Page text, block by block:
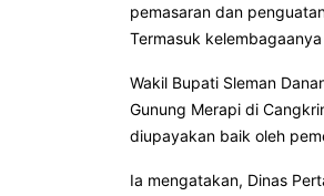
pemasaran dan
Termasuk
Wakil Bupati Sleman
Gunung Merapi di
diupayakan baik oleh
Ia mengatakan, Dinas